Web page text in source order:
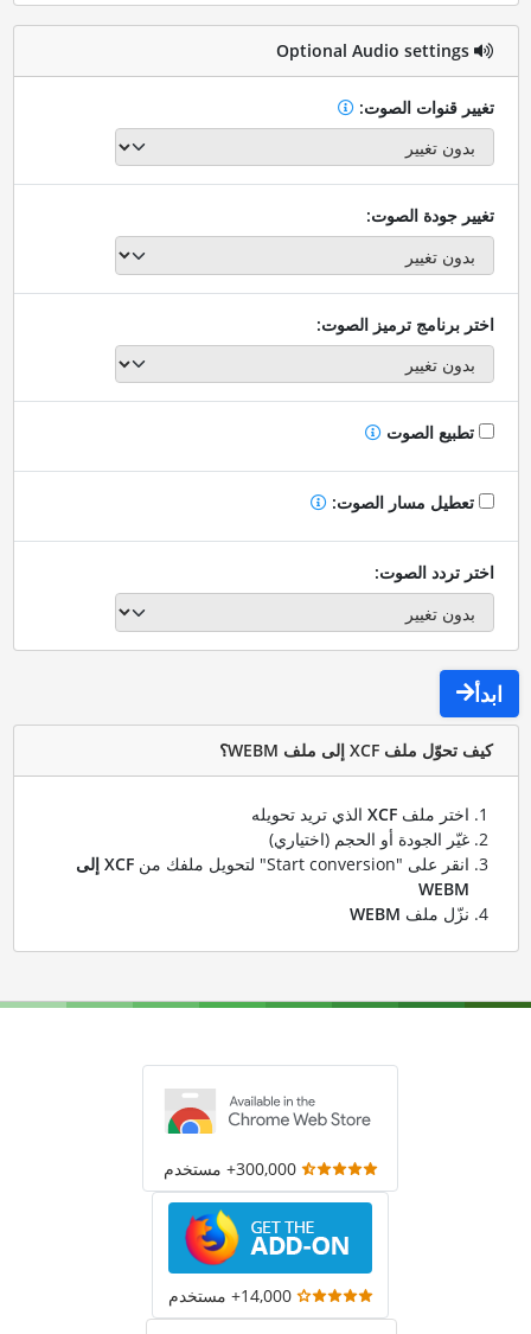
Optional Audio settings
تغيير قنوات الصوت:
تغيير جودة الصوت:
اختر برنامج ترميز الصوت:
تطبيع الصوت
تعطيل مسار الصوت:
اختر تردد الصوت:
ابدأ
كيف تحوّل ملف XCF إلى ملف WEBM؟
اختر ملف XCFالذي تريد تحويله
غيّر الجودة أو الحجم (اختياري)
انقر على "Start conversion" لتحويل ملفك من
XCF إلى
WEBM
نزّل ملف WEBM
300,000+ مستخدم
14,000+ مستخدم